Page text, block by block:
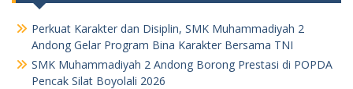
Perkuat Karakter dan Disiplin, SMK Muhammadiyah 2
Andong Gelar Program Bina Karakter Bersama TNI
SMK Muhammadiyah 2 Andong Borong Prestasi di POPDA
Pencak Silat Boyolali 2026